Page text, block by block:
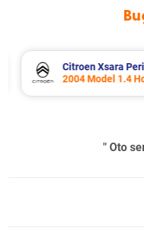
Dacia
2012 Model
" Oto